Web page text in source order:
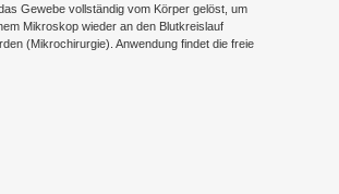
Gewebe vollständig vom Körper gelöst, um
Mikroskop wieder an den Blutkreislauf
(Mikrochirurgie). Anwendung findet die freie